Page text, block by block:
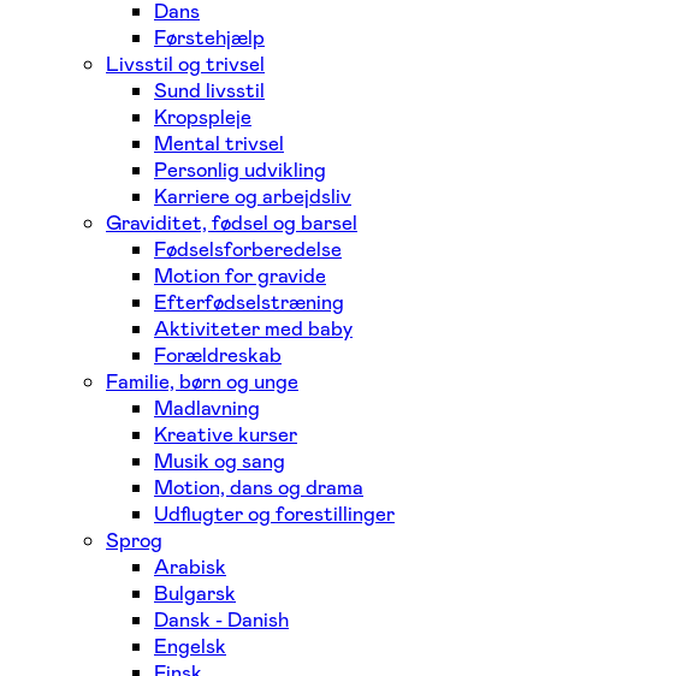
Dans
Førstehjælp
Livsstil og trivsel
Sund livsstil
Kropspleje
Mental trivsel
Personlig udvikling
Karriere og arbejdsliv
Graviditet, fødsel og barsel
Fødselsforberedelse
Motion for gravide
Efterfødselstræning
Aktiviteter med baby
Forældreskab
Familie, børn og unge
Madlavning
Kreative kurser
Musik og sang
Motion, dans og drama
Udflugter og forestillinger
Sprog
Arabisk
Bulgarsk
Dansk - Danish
Engelsk